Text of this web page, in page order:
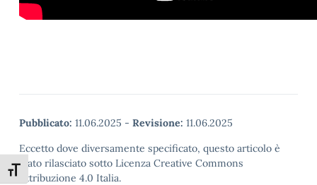
Attiva/disattiva dimensione testo
Pubblicato: 11.06.2025 - Revisione: 11.06.2025
Eccetto dove diversamente specificato, questo articolo è
stato rilasciato sotto Licenza Creative Commons
Attribuzione 4.0 Italia.